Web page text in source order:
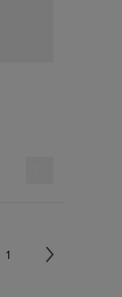
1